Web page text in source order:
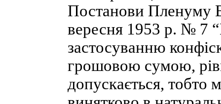
Постанови Пленуму
вересня 1953 р. № 7
застосуванню
грошовою сумою,
допускається, тобто